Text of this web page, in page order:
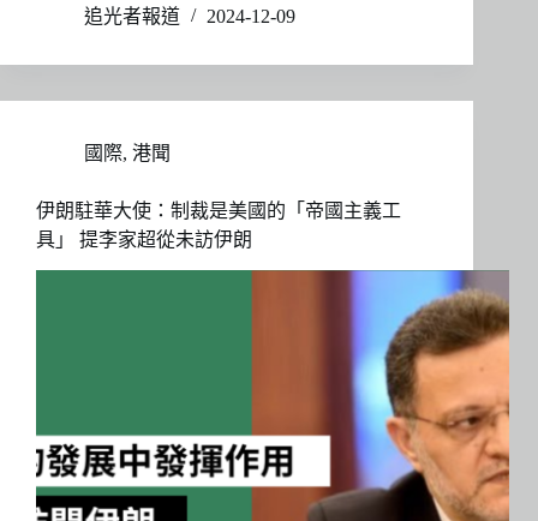
追光者報道
2024-12-09
國際, 港聞
伊朗駐華大使：制裁是美國的「帝國主義工
具」 提李家超從未訪伊朗